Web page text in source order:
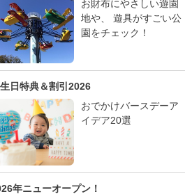
お財布にやさしい遊園
地や、 遊具がすごい公
園をチェック！
日特典＆割引2026
おでかけバースデーア
イデア20選
年ニューオープン！